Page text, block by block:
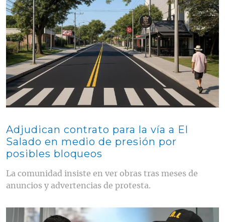
Adjudican contrato para la vía a El
Salado en medio de presión por
posibles bloqueos
La comunidad insiste en ver obras tras meses de
anuncios y advertencias de protesta.
Contenido multimedia principal